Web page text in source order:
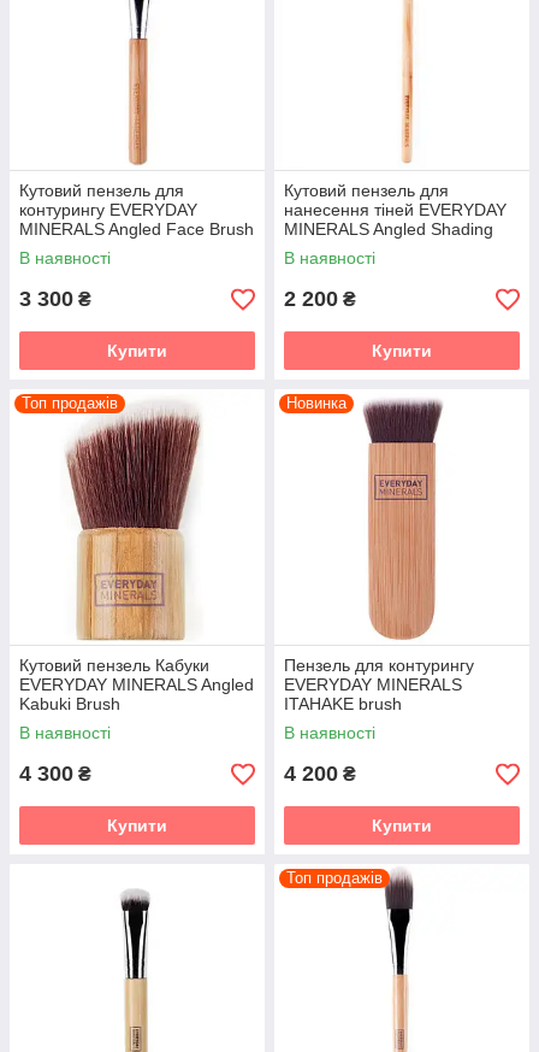
Everyday Minerals можна знайти в списку організації PETA
(People for the Ethical Treatment of Animals - Люди за
етичне поводження з тваринами).
Використання продукції ТМ Everyday Minerals - запорука
вашої розкоші і бездоганної краси!
Кутовий пензель для
контурингу EVERYDAY
MINERALS Angled Face Brush
В наявності
3 300 ₴
Купити
Кутовий пензель для
нанесення тіней EVERYDAY
MINERALS Angled Shading
Eye Brush
В наявності
2 200 ₴
Купити
Топ продажів
Кутовий пензель Кабуки
EVERYDAY MINERALS Angled
Kabuki Brush
В наявності
4 300 ₴
Купити
Новинка
Пензель для контурингу
EVERYDAY MINERALS
ITAHAKE brush
В наявності
4 200 ₴
Купити
Топ продажів